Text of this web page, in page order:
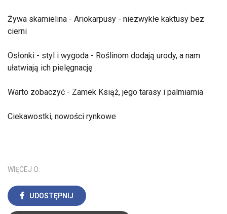
Żywa skamielina - Ariokarpusy - niezwykłe kaktusy bez
cierni
Osłonki - styl i wygoda - Roślinom dodają urody, a nam
ułatwiają ich pielęgnację
Warto zobaczyć - Zamek Książ, jego tarasy i palmiarnia
Ciekawostki, nowości rynkowe
WIĘCEJ O:
UDOSTĘPNIJ